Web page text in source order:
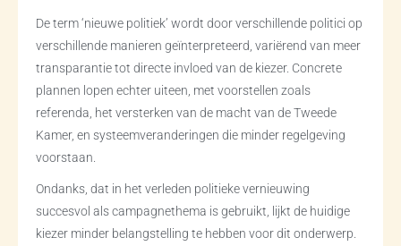
De term ‘nieuwe politiek’ wordt door verschillende politici op
verschillende manieren geïnterpreteerd, variërend van meer
transparantie tot directe invloed van de kiezer. Concrete
plannen lopen echter uiteen, met voorstellen zoals
referenda, het versterken van de macht van de Tweede
Kamer, en systeemveranderingen die minder regelgeving
voorstaan.
Ondanks, dat in het verleden politieke vernieuwing
succesvol als campagnethema is gebruikt, lijkt de huidige
kiezer minder belangstelling te hebben voor dit onderwerp.